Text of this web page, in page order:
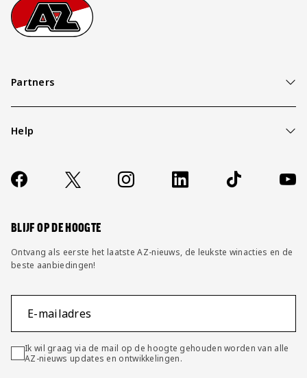
Footer
Ga naar onze homepage
Partners
Help
Contact
FAQ
Socials
https://www.facebook.com/AZAlkmaar
X Instagram LinkedIn TikTok
BLIJF OP DE HOOGTE
Ontvang als eerste het laatste AZ-nieuws, de leukste winacties en de
beste aanbiedingen!
E-mailadres
Ik wil graag via de mail op de hoogte gehouden worden van alle
AZ-nieuws updates en ontwikkelingen.